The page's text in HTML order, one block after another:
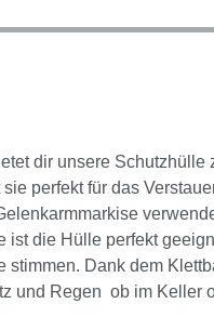
dir unsere
perfekt für das
die Hülle perfekt
Dank dem
und Regen  ob im